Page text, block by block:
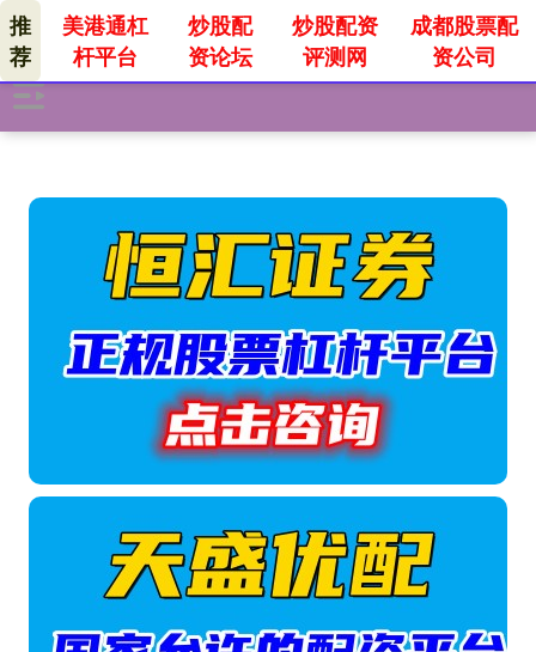
推
荐
美港通杠
杆平台
炒股配
资论坛
炒股配资
评测网
成都股票配
资公司